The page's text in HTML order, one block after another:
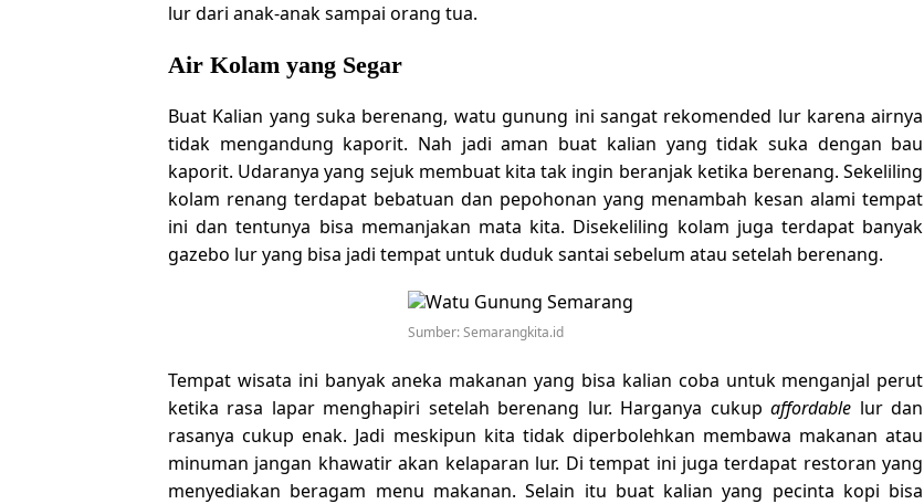
lur dari anak-anak sampai orang tua.
Air Kolam yang Segar
Buat Kalian yang suka berenang, watu gunung ini sangat rekomended lur karena airnya
tidak mengandung kaporit. Nah jadi aman buat kalian yang tidak suka dengan bau
kaporit. Udaranya yang sejuk membuat kita tak ingin beranjak ketika berenang. Sekeliling
kolam renang terdapat bebatuan dan pepohonan yang menambah kesan alami tempat
ini dan tentunya bisa memanjakan mata kita. Disekeliling kolam juga terdapat banyak
gazebo lur yang bisa jadi tempat untuk duduk santai sebelum atau setelah berenang.
Sumber: Semarangkita.id
Tempat wisata ini banyak aneka makanan yang bisa kalian coba untuk menganjal perut
ketika rasa lapar menghapiri setelah berenang lur. Harganya cukupaffordable lur dan
rasanya cukup enak. Jadi meskipun kita tidak diperbolehkan membawa makanan atau
minuman jangan khawatir akan kelaparan lur. Di tempat ini juga terdapat restoran yang
menyediakan beragam menu makanan. Selain itu buat kalian yang pecinta kopi bisa